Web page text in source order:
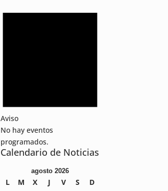
Aviso
No hay eventos
programados.
Calendario de Noticias
agosto 2026
L M X J V S
D